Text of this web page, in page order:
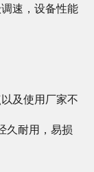
速，设备性能
及使用厂家不
久耐用，易损